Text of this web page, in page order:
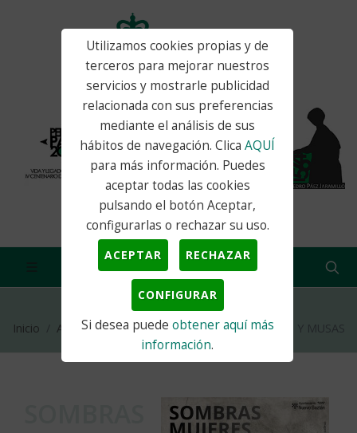
Utilizamos cookies propias y de
terceros para mejorar nuestros
servicios y mostrarle publicidad
relacionada con sus preferencias
mediante el análisis de sus
hábitos de navegación. ClicaAQUÍ
para más información. Puedes
aceptar todas las cookies
pulsando el botón Aceptar,
configurarlas o rechazar su uso.
ACEPTAR RECHAZAR
CONFIGURAR
Si desea puede obtener aquí más
información.
Inicio Actualidad Noticias SOMBRAS MUJERES Y MUSAS